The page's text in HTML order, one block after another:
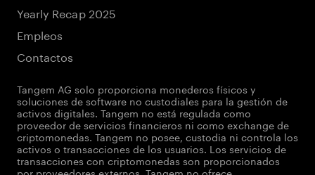
Yearly Recap 2025
Empleos
Contactos
Tangem AG solo proporciona monederos físicos y
soluciones de software no custodiales para la gestión de
activos digitales. Tangem no está regulada como
proveedor de servicios financieros ni como exchange de
criptomonedas. Tangem no posee, custodia ni controla los
activos o transacciones de los usuarios. Los servicios de
transacciones con criptomonedas son proporcionados